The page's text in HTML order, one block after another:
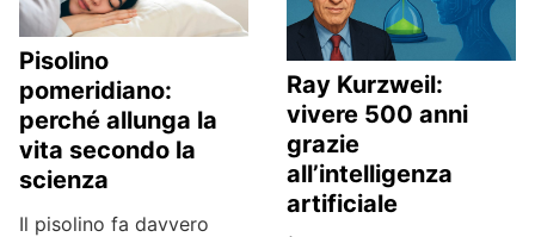
Pisolino
pomeridiano:
perché allunga la
vita secondo la
scienza
Il pisolino fa davvero
Ray Kurzweil:
vivere 500 anni
grazie
all’intelligenza
artificiale